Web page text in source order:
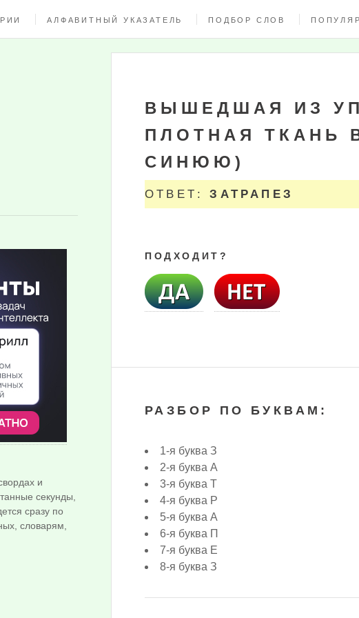
АЛФАВИТНЫЙ УКАЗАТЕЛЬ ПОДБОР СЛОВ
ВЫШЕДШАЯ ИЗ
ПЛОТНАЯ ТКАНЬ
СИНЮЮ)
ОТВЕТ:ЗАТРАПЕЗ
ПОДХОДИТ?
РАЗБОР ПО БУКВАМ:
1-я буква З
2-я буква А
3-я буква Т
4-я буква Р
5-я буква А
6-я буква П
7-я буква Е
8-я буква З
и
секунды,
сразу по
словарям,